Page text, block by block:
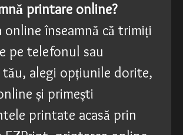
printare online?
online înseamnă că trimiți
pe telefonul sau
alegi opțiunile dorite,
și primești
printate acasă prin